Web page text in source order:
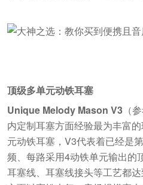
顶级多单元动铁耳塞
Unique Melody Mason V3 （
内定制耳塞方面经验最为丰富
元动铁耳塞，V3代表着已经是
频、每路采用4动铁单元输出的
耳塞线、耳塞线接头等工艺都